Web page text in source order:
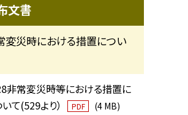
文書
変災時における措置につい
8非常変災時等における措置に
て(529より）
PDF (4 MB)